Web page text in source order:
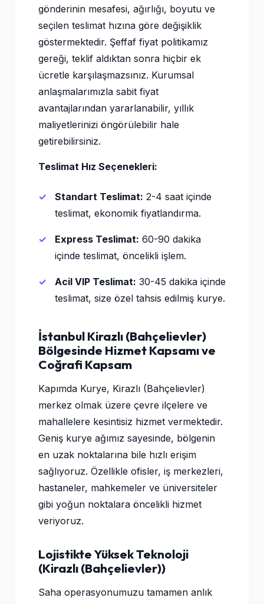
gönderinin mesafesi, ağırlığı, boyutu ve
seçilen teslimat hızına göre değişiklik
göstermektedir. Şeffaf fiyat politikamız
gereği, teklif aldıktan sonra hiçbir ek
ücretle karşılaşmazsınız. Kurumsal
anlaşmalarımızla sabit fiyat
avantajlarından yararlanabilir, yıllık
maliyetlerinizi öngörülebilir hale
getirebilirsiniz.
Teslimat Hız Seçenekleri:
Standart Teslimat: 2-4 saat içinde
teslimat, ekonomik fiyatlandırma.
Express Teslimat: 60-90 dakika
içinde teslimat, öncelikli işlem.
Acil VIP Teslimat: 30-45 dakika içinde
teslimat, size özel tahsis edilmiş kurye.
İstanbul Kirazlı (Bahçelievler)
Bölgesinde Hizmet Kapsamı ve
Coğrafi Kapsam
Kapımda Kurye, Kirazlı (Bahçelievler)
merkez olmak üzere çevre ilçelere ve
mahallelere kesintisiz hizmet vermektedir.
Geniş kurye ağımız sayesinde, bölgenin
en uzak noktalarına bile hızlı erişim
sağlıyoruz. Özellikle ofisler, iş merkezleri,
hastaneler, mahkemeler ve üniversiteler
gibi yoğun noktalara öncelikli hizmet
veriyoruz.
Lojistikte Yüksek Teknoloji
(Kirazlı (Bahçelievler))
Saha operasyonumuzu tamamen anlık